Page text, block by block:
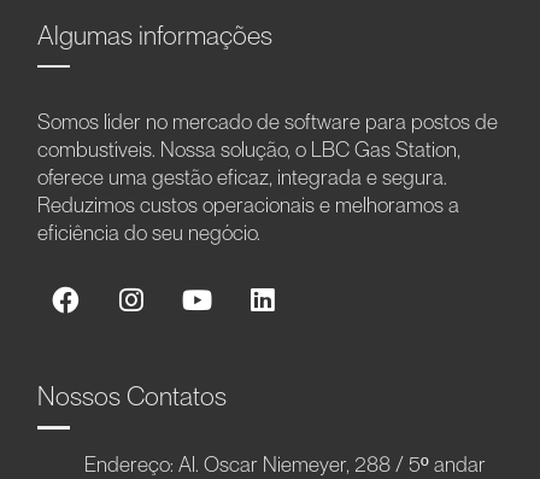
Algumas informações
Somos líder no mercado de software para postos de
combustíveis. Nossa solução, o LBC Gas Station,
oferece uma gestão eficaz, integrada e segura.
Reduzimos custos operacionais e melhoramos a
eficiência do seu negócio.
Nossos Contatos
Endereço: Al. Oscar Niemeyer, 288 / 5º andar